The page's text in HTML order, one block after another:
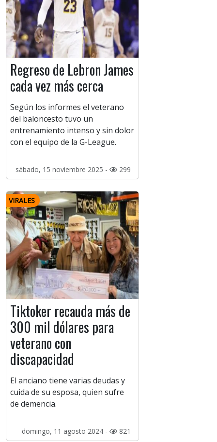
Regreso de Lebron James
cada vez más cerca
Según los informes el veterano
del baloncesto tuvo un
entrenamiento intenso y sin dolor
con el equipo de la G-League.
sábado, 15 noviembre 2025 - 299
VIRALES
Tiktoker recauda más de
300 mil dólares para
veterano con
discapacidad
El anciano tiene varias deudas y
cuida de su esposa, quien sufre
de demencia.
domingo, 11 agosto 2024 - 821